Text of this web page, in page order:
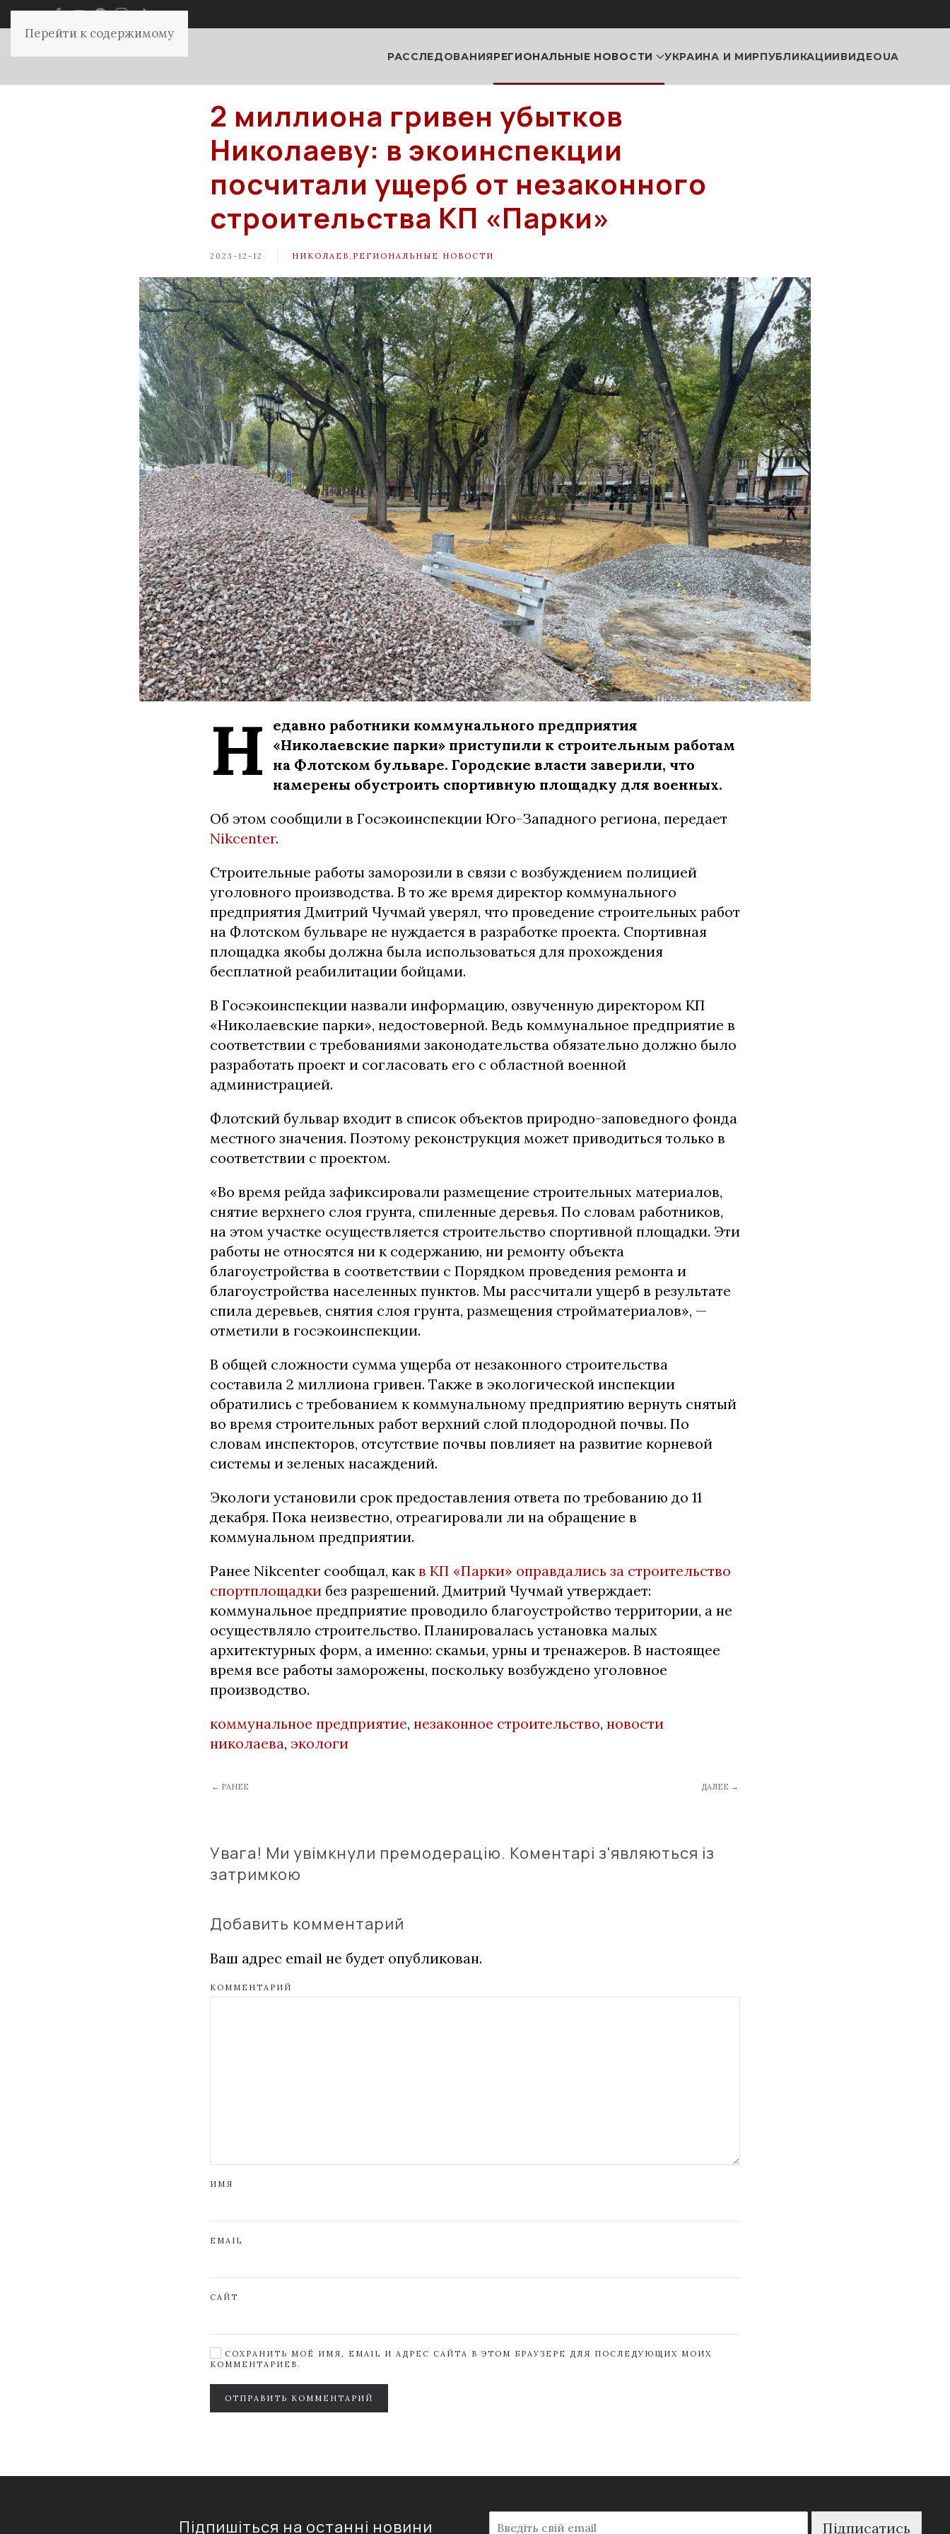
Перейти к содержимому
РАССЛЕДОВАНИЯРЕГИОНАЛЬНЫЕ НОВОСТИ УКРАИНА И МИРПУБЛИКАЦИИВИДЕОUA
2 миллиона гривен убытков
Николаеву: в экоинспекции
посчитали ущерб от незаконного
строительства КП «Парки»
2023-12-12 НИКОЛАЕВ РЕГИОНАЛЬНЫЕ НОВОСТИ
Н
едавно работники коммунального предприятия
«Николаевские парки» приступили к строительным работам
на Флотском бульваре. Городские власти заверили, что
намерены обустроить спортивную площадку для военных.
Об этом сообщили в Госэкоинспекции Юго-Западного региона, передает
Nikcenter.
Строительные работы заморозили в связи с возбуждением полицией
уголовного производства. В то же время директор коммунального
предприятия Дмитрий Чучмай уверял, что проведение строительных работ
на Флотском бульваре не нуждается в разработке проекта. Спортивная
площадка якобы должна была использоваться для прохождения
бесплатной реабилитации бойцами.
В Госэкоинспекции назвали информацию, озвученную директором КП
«Николаевские парки», недостоверной. Ведь коммунальное предприятие в
соответствии с требованиями законодательства обязательно должно было
разработать проект и согласовать его с областной военной
администрацией.
Флотский бульвар входит в список объектов природно-заповедного фонда
местного значения. Поэтому реконструкция может приводиться только в
соответствии с проектом.
«Во время рейда зафиксировали размещение строительных материалов,
снятие верхнего слоя грунта, спиленные деревья. По словам работников,
на этом участке осуществляется строительство спортивной площадки. Эти
работы не относятся ни к содержанию, ни ремонту объекта
благоустройства в соответствии с Порядком проведения ремонта и
благоустройства населенных пунктов. Мы рассчитали ущерб в результате
спила деревьев, снятия слоя грунта, размещения стройматериалов», —
отметили в госэкоинспекции.
В общей сложности сумма ущерба от незаконного строительства
составила 2 миллиона гривен. Также в экологической инспекции
обратились с требованием к коммунальному предприятию вернуть снятый
во время строительных работ верхний слой плодородной почвы. По
словам инспекторов, отсутствие почвы повлияет на развитие корневой
системы и зеленых насаждений.
Экологи установили срок предоставления ответа по требованию до 11
декабря. Пока неизвестно, отреагировали ли на обращение в
коммунальном предприятии.
Ранее Nikcenter сообщал, как в КП «Парки» оправдались за строительство
спортплощадки без разрешений. Дмитрий Чучмай утверждает:
коммунальное предприятие проводило благоустройство территории, а не
осуществляло строительство. Планировалась установка малых
архитектурных форм, а именно: скамьи, урны и тренажеров. В настоящее
время все работы заморожены, поскольку возбуждено уголовное
производство.
коммунальное предприятие, незаконное строительство, новости
николаева, экологи
← РАНЕЕ ДАЛЕЕ →
Увага! Ми увімкнули премодерацію. Коментарі з'являються із
затримкою
Добавить комментарий
Ваш адрес email не будет опубликован.
КОММЕНТАРИЙ
ИМЯ
EMAIL
САЙТ
СОХРАНИТЬ МОЁ ИМЯ, EMAIL И АДРЕС САЙТА В ЭТОМ БРАУЗЕРЕ ДЛЯ ПОСЛЕДУЮЩИХ МОИХ
КОММЕНТАРИЕВ.
ОТПРАВИТЬ КОММЕНТАРИЙ
Підпишіться на останні новини Підписатись